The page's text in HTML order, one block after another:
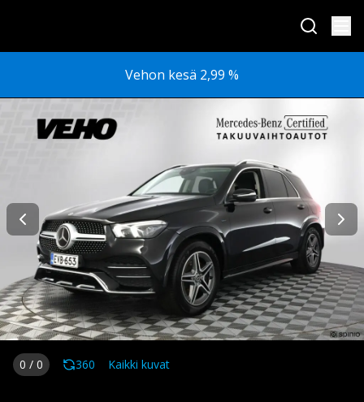
Vehon kesä 2,99 %
0 / 0 360 Kaikki kuvat